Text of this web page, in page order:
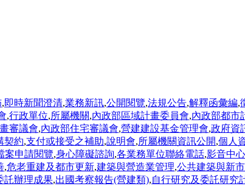
,即時新聞澄清,業務新訊,公開閱覽,法規公告,解釋函彙編,
,行政單位,所屬機關,內政部區域計畫委員會,內政部都市
審議會,內政部住宅審議會,營建建設基金管理會,政府資
契約,支付或接受之補助,說明會,所屬機關資訊公開,個人
案申請閱覽,身心障礙諮詢,各業務單位聯絡電話,影音中心
,危老重建及都市更新,建築與營造業管理,公共建築與新
託辦理成果,出國考察報告(營建類),自行研究及委託研究